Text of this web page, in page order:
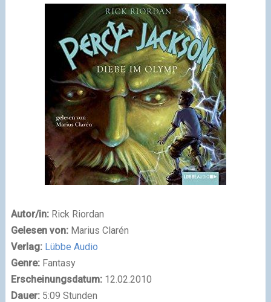
Autor/in: Rick Riordan
Gelesen von:Marius Clarén
Verlag: Lübbe Audio
Genre:Fantasy
Erscheinungsdatum:12.02.2010
Dauer:5:09 Stunden